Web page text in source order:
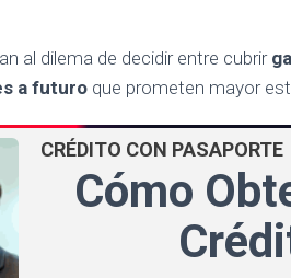
al dilema de decidir entre cubrir
a futuro que prometen mayor
CRÉDITO CON PASAPORTE
Cómo